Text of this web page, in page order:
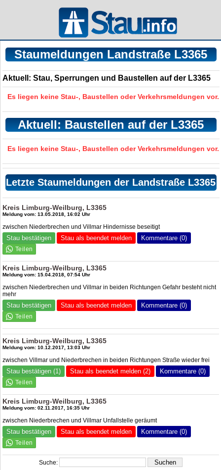
Staumeldungen Landstraße L3365
Aktuell: Stau, Sperrungen und Baustellen auf der L3365
Es liegen keine Stau-, Baustellen oder Verkehrsmeldungen vor.
Aktuell: Baustellen auf der L3365
Es liegen keine Stau-, Baustellen oder Verkehrsmeldungen vor.
Letzte Staumeldungen der Landstraße L3365
Kreis Limburg-Weilburg, L3365
Meldung vom: 13.05.2018, 16:02 Uhr
zwischen Niederbrechen und Villmar Hindernisse beseitigt
Stau bestätigen Stau als beendet melden Kommentare (0)
Kreis Limburg-Weilburg, L3365
Meldung vom: 15.04.2018, 07:54 Uhr
zwischen Niederbrechen und Villmar in beiden Richtungen Gefahr besteht nicht
mehr
Stau bestätigen Stau als beendet melden Kommentare (0)
Kreis Limburg-Weilburg, L3365
Meldung vom: 10.12.2017, 13:03 Uhr
zwischen Villmar und Niederbrechen in beiden Richtungen Straße wieder frei
Stau bestätigen (1) Stau als beendet melden (2) Kommentare (0)
Kreis Limburg-Weilburg, L3365
Meldung vom: 02.11.2017, 16:35 Uhr
zwischen Niederbrechen und Villmar Unfallstelle geräumt
Stau bestätigen Stau als beendet melden Kommentare (0)
Suche: